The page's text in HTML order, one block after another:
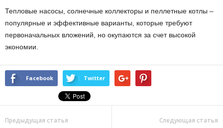
Тепловые насосы, солнечные коллекторы и пеллетные котлы –
популярные и эффективные варианты, которые требуют
первоначальных вложений, но окупаются за счет высокой
экономии.
Facebook Twitter
Предыдущая статья Следующая статья